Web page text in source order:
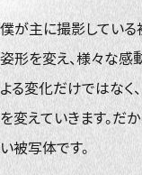
僕が主に撮影している
姿形を変え、様々な感
よる変化だけではなく
を変えていきます。だ
い被写体です。